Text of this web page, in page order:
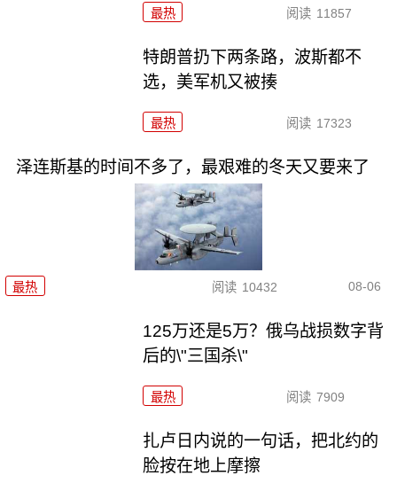
最热 阅读 11857
特朗普扔下两条路，波斯都不
选，美军机又被揍
最热 阅读 17323
泽连斯基的时间不多了，最艰难的冬天又要来了
最热 阅读 10432 08-06
125万还是5万？俄乌战损数字背
后的\"三国杀\"
最热 阅读 7909
扎卢日内说的一句话，把北约的
脸按在地上摩擦